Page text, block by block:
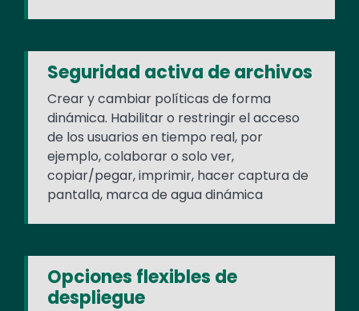
Seguridad activa de archivos
Crear y cambiar políticas de forma
dinámica. Habilitar o restringir el acceso
de los usuarios en tiempo real, por
ejemplo, colaborar o solo ver,
copiar/pegar, imprimir, hacer captura de
pantalla, marca de agua dinámica
Opciones flexibles de
despliegue